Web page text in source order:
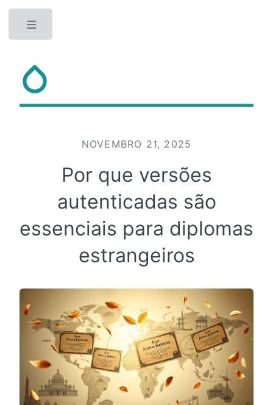
NOVEMBRO 21, 2025
Por que versões
autenticadas são
essenciais para diplomas
estrangeiros